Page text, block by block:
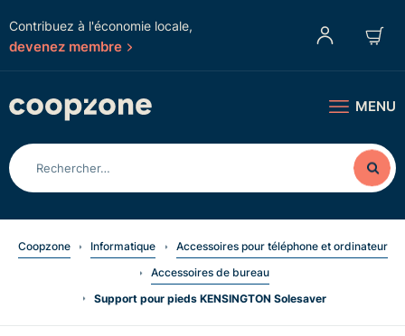
Contribuez à l'économie locale,
devenez membre
MENU
Coopzone Informatique
Accessoires pour téléphone et ordinateur
Accessoires de bureau
Support pour pieds KENSINGTON Solesaver